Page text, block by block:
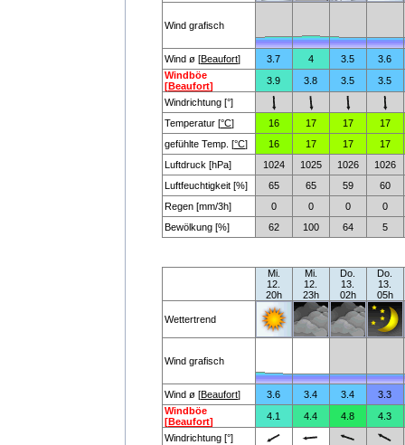
Wind grafisch
Wind ø [Beaufort] 3.7 4 3.5
3.6
Windböe
[Beaufort] 3.9 3.8 3.5
3.5
Windrichtung [°]
Temperatur [°C] 16 17 17
17
gefühlte Temp. [°C] 16 17 17
17
Luftdruck [hPa]
1024 1025 1026
1026
Luftfeuchtigkeit [%]
65 65 59
60
Regen [mm/3h]
0 0 0
0
Bewölkung [%]
62 100 64 5
Mi.
12.
20h
Mi.
12.
23h
Do.
13.
02h
Do.
13.
05h
Wettertrend
Wind grafisch
Wind ø [Beaufort] 3.6 3.4 3.4
3.3
Windböe
[Beaufort] 4.1 4.4 4.8
4.3
Windrichtung [°]